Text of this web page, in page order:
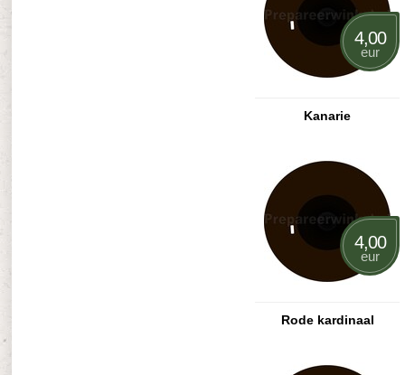
Kanarie
4,00
eur
Rode kardinaal
4,00
eur